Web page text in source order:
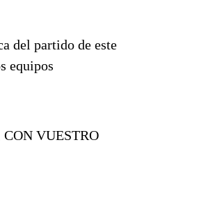
del partido de este
equipos
VUESTRO